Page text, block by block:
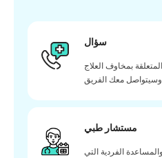
سؤال
بمخاوف العلاج
وسيتواصل معك الفريق
مستشار طبي
الفردية التي